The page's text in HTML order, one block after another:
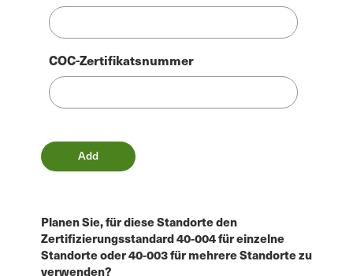
COC-Zertifikatsnummer
Planen Sie, für diese Standorte den
Zertifizierungsstandard 40-004 für einzelne
Standorte oder 40-003 für mehrere Standorte zu
verwenden?